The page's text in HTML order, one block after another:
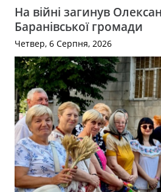
На війні загинув
Баранівської громади
Четвер, 6 Серпня, 2026